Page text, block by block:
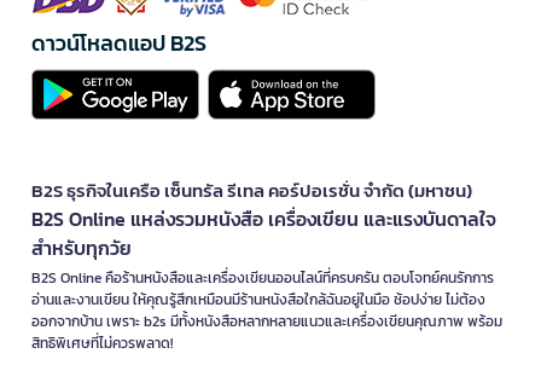
ดาวน์โหลดแอป B2S
B2S ธุรกิจในเครือ เซ็นทรัล รีเทล คอร์ปอเรชั่น จำกัด (มหาชน)
B2S Online แหล่งรวมหนังสือ เครื่องเขียน และแรงบันดาลใจ
สำหรับทุกวัย
B2S Online คือร้านหนังสือและเครื่องเขียนออนไลน์ที่ครบครัน ตอบโจทย์คนรักการ
อ่านและงานเขียน ให้คุณรู้สึกเหมือนมีร้านหนังสือใกล้ฉันอยู่ในมือ ช้อปง่าย ไม่ต้อง
ออกจากบ้าน เพราะ b2s มีทั้งหนังสือหลากหลายแนวและเครื่องเขียนคุณภาพ พร้อม
สิทธิพิเศษที่ไม่ควรพลาด!